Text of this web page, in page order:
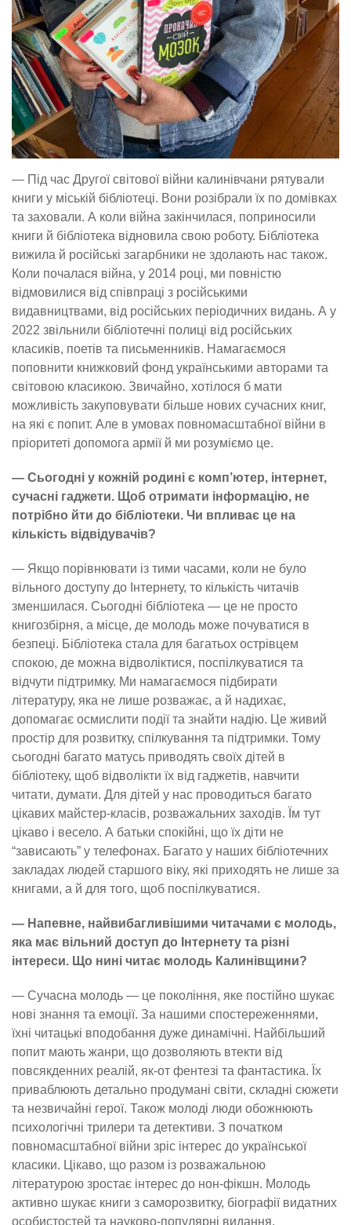
— Під час Другої світової війни калинівчани рятували
книги у міській бібліотеці. Вони розібрали їх по домівках
та заховали. А коли війна закінчилася, поприносили
книги й бібліотека відновила свою роботу. Бібліотека
вижила й російські загарбники не здолають нас також.
Коли почалася війна, у 2014 році, ми повністю
відмовилися від співпраці з російськими
видавництвами, від російських періодичних видань. А у
2022 звільнили бібліотечні полиці від російських
класиків, поетів та письменників. Намагаємося
поповнити книжковий фонд українськими авторами та
світовою класикою. Звичайно, хотілося б мати
можливість закуповувати більше нових сучасних книг,
на які є попит. Але в умовах повномасштабної війни в
пріоритеті допомога армії й ми розуміємо це.
— Сьогодні у кожній родині є комп’ютер, інтернет,
сучасні гаджети. Щоб отримати інформацію, не
потрібно йти до бібліотеки. Чи впливає це на
кількість відвідувачів?
— Якщо порівнювати із тими часами, коли не було
вільного доступу до Інтернету, то кількість читачів
зменшилася. Сьогодні бібліотека — це не просто
книгозбірня, а місце, де молодь може почуватися в
безпеці. Бібліотека стала для багатьох острівцем
спокою, де можна відволіктися, поспілкуватися та
відчути підтримку. Ми намагаємося підбирати
літературу, яка не лише розважає, а й надихає,
допомагає осмислити події та знайти надію. Це живий
простір для розвитку, спілкування та підтримки. Тому
сьогодні багато матусь приводять своїх дітей в
бібліотеку, щоб відволікти їх від гаджетів, навчити
читати, думати. Для дітей у нас проводиться багато
цікавих майстер-класів, розважальних заходів. Їм тут
цікаво і весело. А батьки спокійні, що їх діти не
“зависають” у телефонах. Багато у наших бібліотечних
закладах людей старшого віку, які приходять не лише за
книгами, а й для того, щоб поспілкуватися.
— Напевне, найвибагливішими читачами є молодь,
яка має вільний доступ до Інтернету та різні
інтереси. Що нині читає молодь Калинівщини?
— Сучасна молодь — це покоління, яке постійно шукає
нові знання та емоції. За нашими спостереженнями,
їхні читацькі вподобання дуже динамічні. Найбільший
попит мають жанри, що дозволяють втекти від
повсякденних реалій, як-от фентезі та фантастика. Їх
приваблюють детально продумані світи, складні сюжети
та незвичайні герої. Також молоді люди обожнюють
психологічні трилери та детективи. З початком
повномасштабної війни зріс інтерес до української
класики. Цікаво, що разом із розважальною
літературою зростає інтерес до нон-фікшн. Молодь
активно шукає книги з саморозвитку, біографії видатних
особистостей та науково-популярні видання.